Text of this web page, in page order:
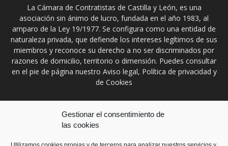
Gestionar el consentimiento de
las cookies
La Cámara de Contratistas de Castilla y León, es una
asociación sin ánimo de lucro, fundada en el año 1983, al
amparo de la Ley 19/1977. Se configura como una entidad de
naturaleza privada, que defiende los intereses legítimos de sus
miembros y reconoce su derecho a no ser discriminados por
razones de domicilio, territorio o dimensión. Puedes consultar
en el pie de página nuestro Aviso legal, Política de privacidad y
de Cookies
Contáctanos:prensa@ccontratistascyl.es
SÍGUENOS